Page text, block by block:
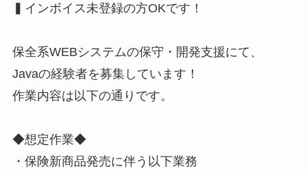
▍インボイス未登録の方OKです！
保全系WEBシステムの保守・開発支援にて、
Javaの経験者を募集しています！
作業内容は以下の通りです。
◆想定作業◆
・保険新商品発売に伴う以下業務